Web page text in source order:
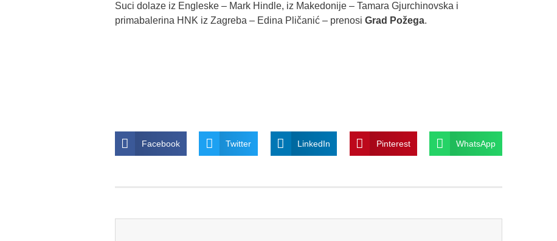
Suci dolaze iz Engleske – Mark Hindle, iz Makedonije – Tamara Gjurchinovska i
primabalerina HNK iz Zagreba – Edina Pličanić – prenosi Grad Požega.
Facebook Twitter LinkedIn Pinterest WhatsApp